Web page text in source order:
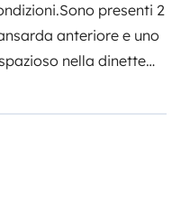
presenti 2
anteriore e uno
nella dinette
da 2
lato guidatore,
sotto il letto